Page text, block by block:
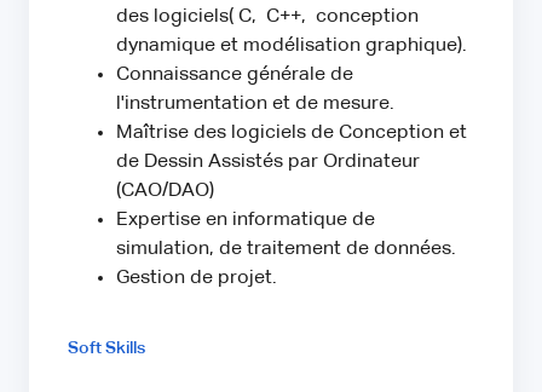
des logiciels( C, C++, conception
dynamique et modélisation graphique).
Connaissance générale de
l'instrumentation et de mesure.
Maîtrise des logiciels de Conception et
de Dessin Assistés par Ordinateur
(CAO/DAO)
Expertise en informatique de
simulation, de traitement de données.
Gestion de projet.
Soft Skills